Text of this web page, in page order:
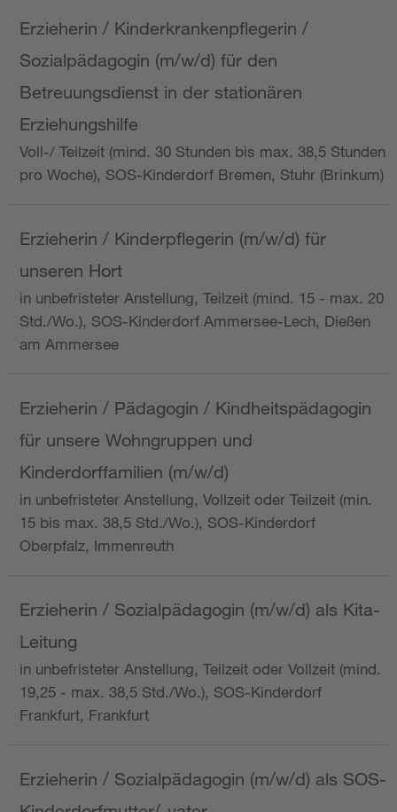
Erzieherin / Kinderkrankenpflegerin /
Sozialpädagogin (m/w/d) für den
Betreuungsdienst in der stationären
Erziehungshilfe
Voll-/ Teilzeit (mind. 30 Stunden bis max. 38,5 Stunden
pro Woche), SOS-Kinderdorf Bremen, Stuhr (Brinkum)
Erzieherin / Kinderpflegerin (m/w/d) für
unseren Hort
in unbefristeter Anstellung, Teilzeit (mind. 15 - max. 20
Std./Wo.), SOS-Kinderdorf Ammersee-Lech, Dießen
am Ammersee
Erzieherin / Pädagogin / Kindheitspädagogin
für unsere Wohngruppen und
Kinderdorffamilien (m/w/d)
in unbefristeter Anstellung, Vollzeit oder Teilzeit (min.
15 bis max. 38,5 Std./Wo.), SOS-Kinderdorf
Oberpfalz, Immenreuth
Erzieherin / Sozialpädagogin (m/w/d) als Kita-
Leitung
in unbefristeter Anstellung, Teilzeit oder Vollzeit (mind.
19,25 - max. 38,5 Std./Wo.), SOS-Kinderdorf
Frankfurt, Frankfurt
Erzieherin / Sozialpädagogin (m/w/d) als SOS-